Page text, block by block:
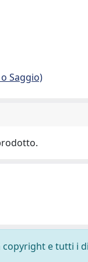
Saggio)
e tutti i